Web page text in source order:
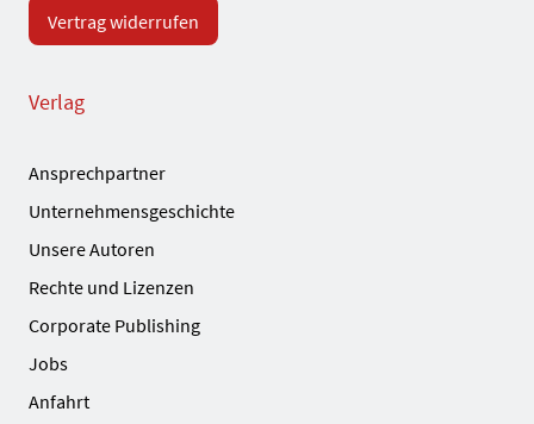
Vertrag widerrufen
Verlag
Ansprechpartner
Unternehmensgeschichte
Unsere Autoren
Rechte und Lizenzen
Corporate Publishing
Jobs
Anfahrt